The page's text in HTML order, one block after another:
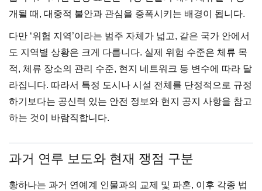
개될 때, 대중적 불안과 관심을 증폭시키는 배경이 됩니다.
다만 ‘위험 지역’이라는 범주 자체가 넓고, 같은 국가 안에서
도 지역별 상황은 크게 다릅니다. 실제 위험 수준은 체류 목
적, 체류 장소의 관리 수준, 현지 네트워크 등 변수에 따라 달
라집니다. 따라서 특정 도시나 시설 전체를 단정적으로 규정
하기보다는 공신력 있는 안전 정보와 현지 공지 사항을 참고
하는 것이 바람직합니다.
과거 연루 보도와 현재 쟁점 구분
황하나는 과거 연예계 인물과의 교제 및 파혼, 이후 각종 법